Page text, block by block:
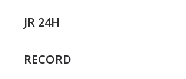
JR 24H
RECORD